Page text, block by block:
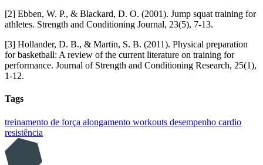
[2] Ebben, W. P., & Blackard, D. O. (2001). Jump squat training for
athletes. Strength and Conditioning Journal, 23(5), 7-13.
[3] Hollander, D. B., & Martin, S. B. (2011). Physical preparation
for basketball: A review of the current literature on training for
performance. Journal of Strength and Conditioning Research, 25(1),
1-12.
Tags
treinamento de força alongamento workouts desempenho cardio
resistência